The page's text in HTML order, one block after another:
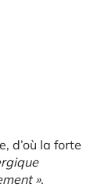
d’où la forte
».